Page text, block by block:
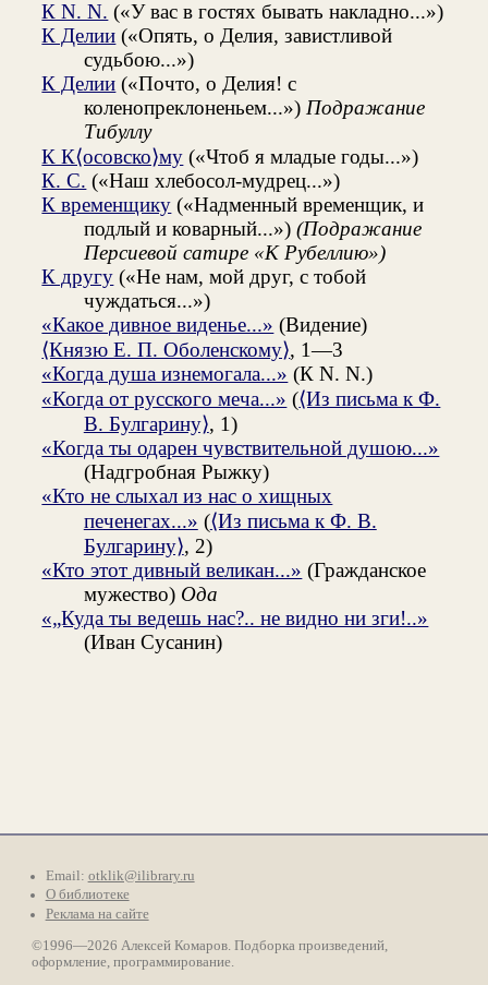
К N. N. («У вас в гостях бывать накладно...»)
К Делии («Опять, о Делия, завистливой
судьбою...»)
К Делии («Почто, о Делия! с
коленопреклоненьем...») Подражание
Тибуллу
К К⟨осовско⟩му («Чтоб я младые годы...»)
К. С. («Наш хлебосол-мудрец...»)
К временщику («Надменный временщик, и
подлый и коварный...») (Подражание
Персиевой сатире «К Рубеллию»)
К другу («Не нам, мой друг, с тобой
чуждаться...»)
«Какое дивное виденье...» (Видение)
⟨Князю Е. П. Оболенскому⟩, 1—3
«Когда душа изнемогала...» (К N. N.)
«Когда от русского меча...» (⟨Из письма к Ф.
В. Булгарину⟩, 1)
«Когда ты одарен чувствительной душою...»
(Надгробная Рыжку)
«Кто не слыхал из нас о хищных
печенегах...» (⟨Из письма к Ф. В.
Булгарину⟩, 2)
«Кто этот дивный великан...» (Гражданское
мужество) Ода
«„Куда ты ведешь нас?.. не видно ни зги!..»
(Иван Сусанин)
Email: otklik@ilibrary.ru
О библиотеке
Реклама на сайте
©1996—2026 Алексей Комаров. Подборка произведений,
оформление, программирование.